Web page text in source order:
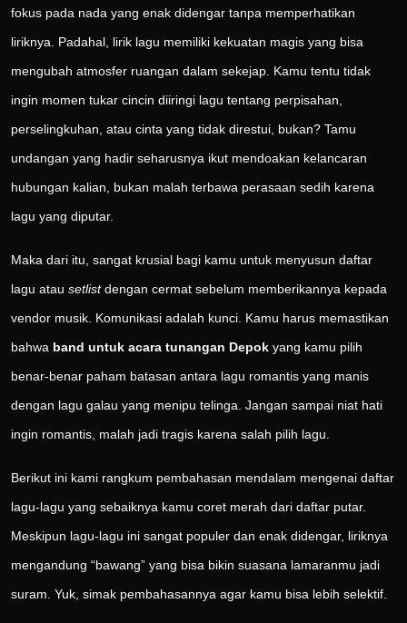
fokus pada nada yang enak didengar tanpa memperhatikan
liriknya. Padahal, lirik lagu memiliki kekuatan magis yang bisa
mengubah atmosfer ruangan dalam sekejap. Kamu tentu tidak
ingin momen tukar cincin diiringi lagu tentang perpisahan,
perselingkuhan, atau cinta yang tidak direstui, bukan? Tamu
undangan yang hadir seharusnya ikut mendoakan kelancaran
hubungan kalian, bukan malah terbawa perasaan sedih karena
lagu yang diputar.
Maka dari itu, sangat krusial bagi kamu untuk menyusun daftar
lagu atau setlistdengan cermat sebelum memberikannya kepada
vendor musik. Komunikasi adalah kunci. Kamu harus memastikan
bahwa band untuk acara tunangan Depok yang kamu pilih
benar-benar paham batasan antara lagu romantis yang manis
dengan lagu galau yang menipu telinga. Jangan sampai niat hati
ingin romantis, malah jadi tragis karena salah pilih lagu.
Berikut ini kami rangkum pembahasan mendalam mengenai daftar
lagu-lagu yang sebaiknya kamu coret merah dari daftar putar.
Meskipun lagu-lagu ini sangat populer dan enak didengar, liriknya
mengandung “bawang” yang bisa bikin suasana lamaranmu jadi
suram. Yuk, simak pembahasannya agar kamu bisa lebih selektif.